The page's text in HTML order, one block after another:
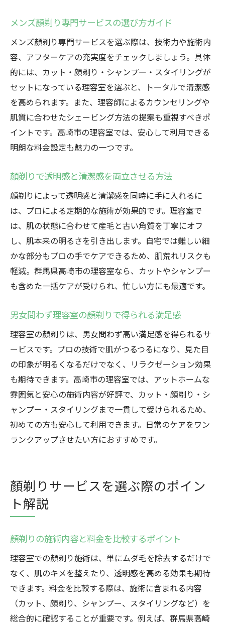
メンズ顏剃り専門サービスの選び方ガイド
メンズ顏剃り専門サービスを選ぶ際は、技術力や施術内
容、アフターケアの充実度をチェックしましょう。具体
的には、カット・顔剃り・シャンプー・スタイリングが
セットになっている理容室を選ぶと、トータルで清潔感
を高められます。また、理容師によるカウンセリングや
肌質に合わせたシェービング方法の提案も重視すべきポ
イントです。高崎市の理容室では、安心して利用できる
明朗な料金設定も魅力の一つです。
顏剃りで透明感と清潔感を両立させる方法
顏剃りによって透明感と清潔感を同時に手に入れるに
は、プロによる定期的な施術が効果的です。理容室で
は、肌の状態に合わせて産毛と古い角質を丁寧にオフ
し、肌本来の明るさを引き出します。自宅では難しい細
かな部分もプロの手でケアできるため、肌荒れリスクも
軽減。群馬県高崎市の理容室なら、カットやシャンプー
も含めた一括ケアが受けられ、忙しい方にも最適です。
男女問わず理容室の顏剃りで得られる満足感
理容室の顏剃りは、男女問わず高い満足感を得られるサ
ービスです。プロの技術で肌がつるつるになり、見た目
の印象が明るくなるだけでなく、リラクゼーション効果
も期待できます。高崎市の理容室では、アットホームな
雰囲気と安心の施術内容が好評で、カット・顔剃り・シ
ャンプー・スタイリングまで一貫して受けられるため、
初めての方も安心して利用できます。日常のケアをワン
ランクアップさせたい方におすすめです。
顏剃りサービスを選ぶ際のポイン
ト解説
顏剃りの施術内容と料金を比較するポイント
理容室での顏剃り施術は、単にムダ毛を除去するだけで
なく、肌のキメを整えたり、透明感を高める効果も期待
できます。料金を比較する際は、施術に含まれる内容
（カット、顔剃り、シャンプー、スタイリングなど）を
総合的に確認することが重要です。例えば、群馬県高崎